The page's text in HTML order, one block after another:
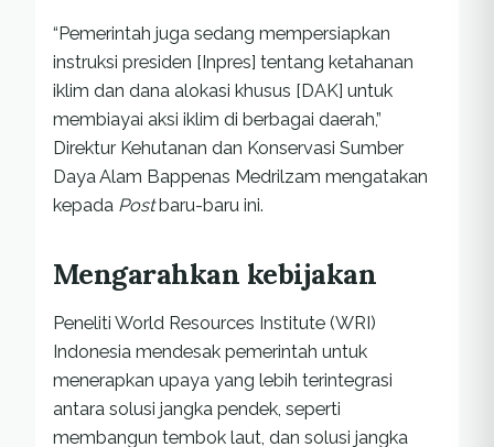
“Pemerintah juga sedang mempersiapkan
instruksi presiden [Inpres] tentang ketahanan
iklim dan dana alokasi khusus [DAK] untuk
membiayai aksi iklim di berbagai daerah,”
Direktur Kehutanan dan Konservasi Sumber
Daya Alam Bappenas Medrilzam mengatakan
kepada Postbaru-baru ini.
Mengarahkan kebijakan
Peneliti World Resources Institute (WRI)
Indonesia mendesak pemerintah untuk
menerapkan upaya yang lebih terintegrasi
antara solusi jangka pendek, seperti
membangun tembok laut, dan solusi jangka